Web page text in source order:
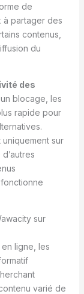
de
à partager des
contenus,
du
des
blocage, les
rapide pour
sur
sur
ligne, les
varié de